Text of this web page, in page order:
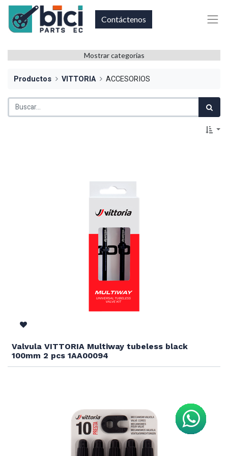
Contáctenos
Mostrar categorías
Productos VITTORIA ACCESORIOS
Valvula VITTORIA Multiway tubeless black
100mm 2 pcs 1AA00094